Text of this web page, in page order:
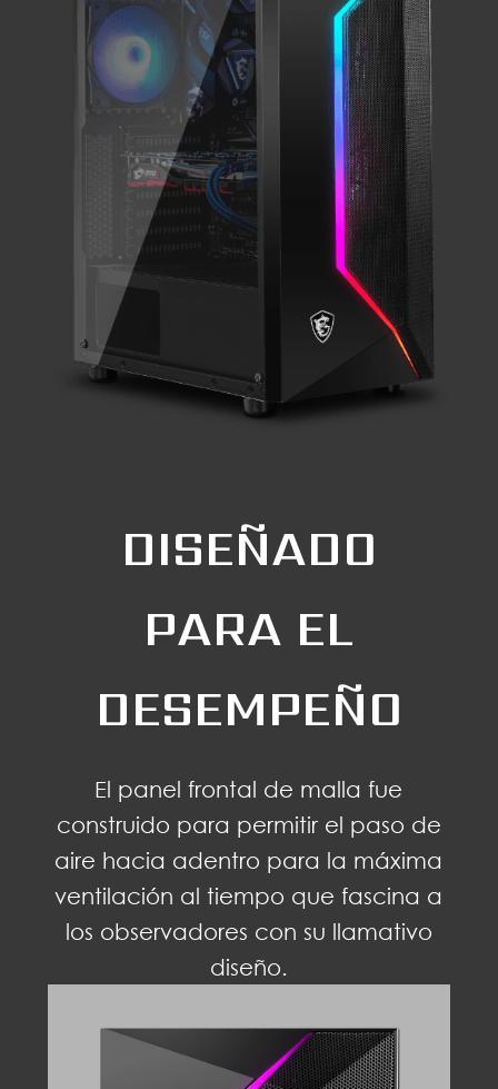
DISEÑADO
PARA EL
DESEMPEÑO
El panel frontal de malla fue
construido para permitir el paso de
aire hacia adentro para la máxima
ventilación al tiempo que fascina a
los observadores con su llamativo
diseño.